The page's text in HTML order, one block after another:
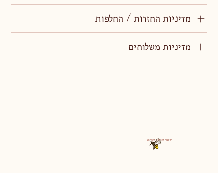
מדיניות החזרות / החלפות
מדיניות משלוחים
הרשמה למועדון לקוחות